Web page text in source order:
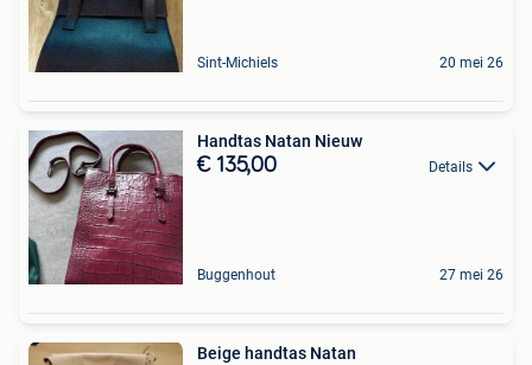
Sint-Michiels 20 mei 26
Handtas Natan Nieuw
€ 135,00 Details
Buggenhout 27 mei 26
Beige handtas Natan